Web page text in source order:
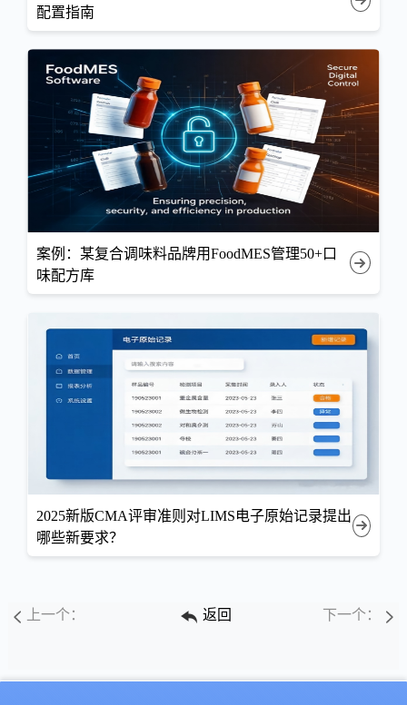
配置指南
案例：某复合调味料品牌用FoodMES管理50+口
味配方库
2025新版CMA评审准则对LIMS电子原始记录提出
哪些新要求？
上一个： 返回 下一个：